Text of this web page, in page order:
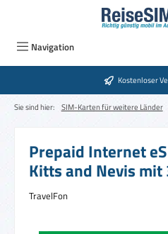
Zum Hauptinhalt springen
Navigation
Kostenloser
Sie sind hier: SIM-Karten für weitere Länder
Prepaid Internet
Kitts and Nevis mit
TravelFon